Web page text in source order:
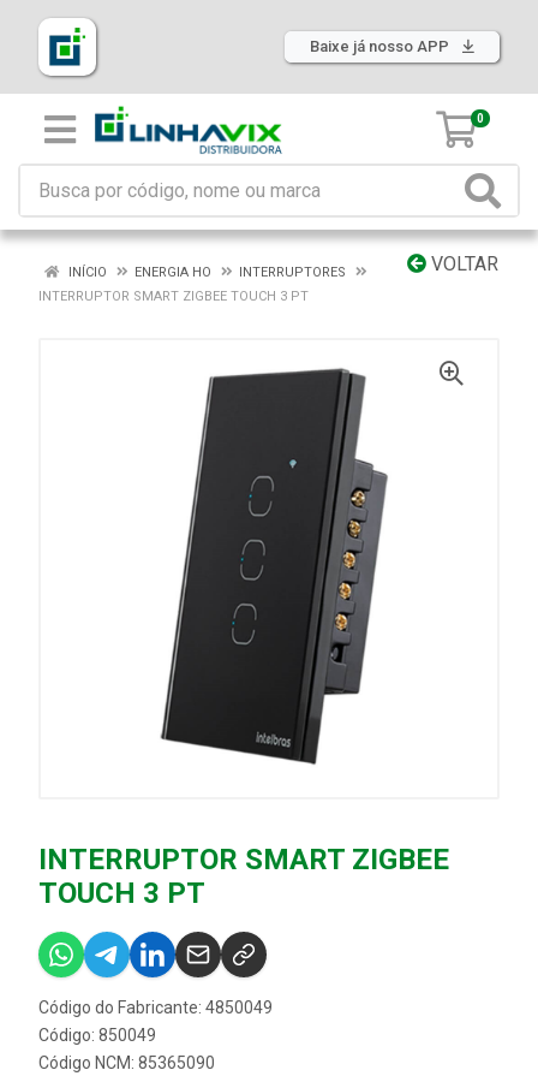
Baixe já nosso APP
0
VOLTAR
INÍCIO ENERGIA HO
INTERRUPTORES
INTERRUPTOR SMART ZIGBEE TOUCH 3 PT
INTERRUPTOR SMART ZIGBEE
TOUCH 3 PT
Código do Fabricante: 4850049
Código: 850049
Código NCM: 85365090